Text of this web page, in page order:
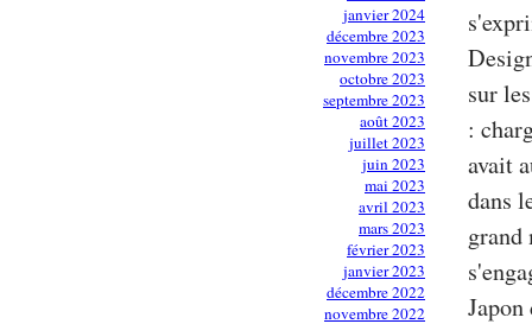
janvier 2024
décembre 2023
novembre 2023
octobre 2023
septembre 2023
août 2023
juillet 2023
juin 2023
mai 2023
avril 2023
mars 2023
février 2023
janvier 2023
décembre 2022
novembre 2022
sur
:
avait
dans
grand